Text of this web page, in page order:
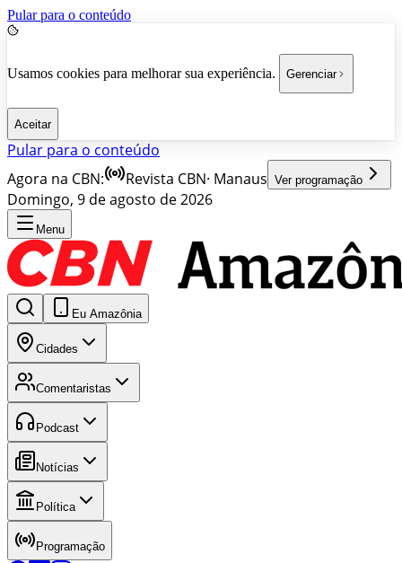
Pular para o conteúdo
Usamos cookies para melhorar sua experiência. Gerenciar
Aceitar
Pular para o conteúdo
Agora na CBN:
Revista CBN· Manaus Ver programação
Domingo, 9 de agosto de 2026
Menu
Eu Amazônia
Cidades
Comentaristas
Podcast
Notícias
Política
Programação